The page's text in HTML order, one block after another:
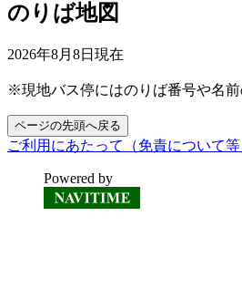
のりば地図
2026年8月8日 現在
※現地バス停にはのりば番号や名
ページの先頭へ戻る
ご利用にあたって（免責について等
Powered by